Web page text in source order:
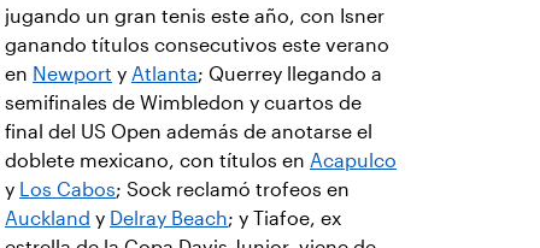
jugando un gran tenis este año, con Isner
ganando títulos consecutivos este verano
en Newport y Atlanta; Querrey llegando a
semifinales de Wimbledon y cuartos de
final del US Open además de anotarse el
doblete mexicano, con títulos en Acapulco
y
Los Cabos; Sock reclamó trofeos en
Auckland y Delray Beach; y Tiafoe, ex